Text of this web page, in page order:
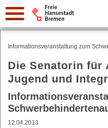
Suche:
Informationsveranstaltung zum
Die Senatorin für
Jugend und
12.04.2013